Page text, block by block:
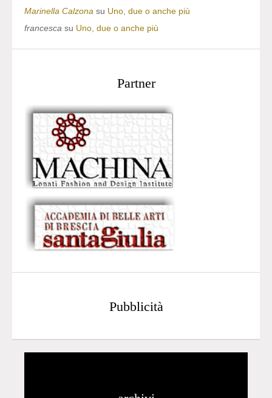
Marinella Calzona su Uno, due o anche più
francesca su Uno, due o anche più
Partner
Pubblicità